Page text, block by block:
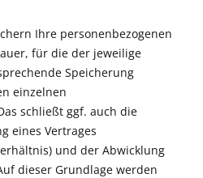
Ihre personenbezogenen
für die der jeweilige
Speicherung
einzelnen
schließt ggf. auch die
eines Vertrages
und der Abwicklung
dieser Grundlage werden